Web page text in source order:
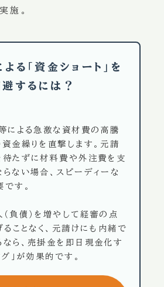
施。
る「資金ショート」を
避するには？
による急激な資材費の高騰
金繰りを直撃します。元請
待たずに材料費や外注費を支
ない場合、スピーディーな
す。
負債）を増やして経審の点
ることなく、元請けにも内緒で
ら、売掛金を即日現金化す
グ」が効果的です。